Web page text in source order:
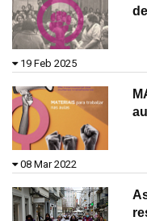
19 Feb 2025
08 Mar 2022